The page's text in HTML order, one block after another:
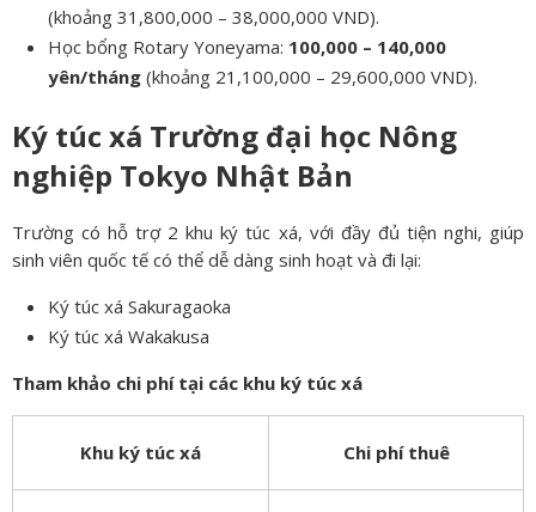
(khoảng 31,800,000 – 38,000,000 VND).
Học bổng Rotary Yoneyama: 100,000 – 140,000
yên/tháng (khoảng 21,100,000 – 29,600,000 VND).
Ký túc xá Trường đại học Nông
nghiệp Tokyo Nhật Bản
Trường có hỗ trợ 2 khu ký túc xá, với đầy đủ tiện nghi, giúp
sinh viên quốc tế có thể dễ dàng sinh hoạt và đi lại:
Ký túc xá Sakuragaoka
Ký túc xá Wakakusa
Tham khảo chi phí tại các khu ký túc xá
Khu ký túc xá Chi phí thuê